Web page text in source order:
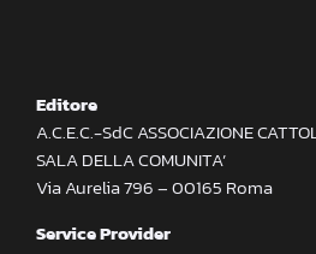
Editore
A.C.E.C.-SdC ASSOCIAZIONE
SALA DELLA COMUNITA’
Via Aurelia 796 – 00165 Roma
Service Provider